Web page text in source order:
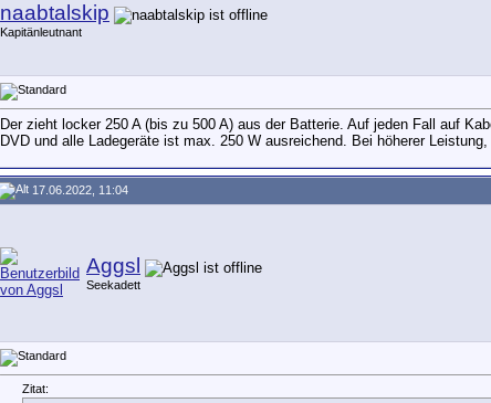
naabtalskip
Kapitänleutnant
Der zieht locker 250 A (bis zu 500 A) aus der Batterie. Auf jeden Fall auf
DVD und alle Ladegeräte ist max. 250 W ausreichend. Bei höherer
17.06.2022, 11:04
Aggsl
Seekadett
Zitat: